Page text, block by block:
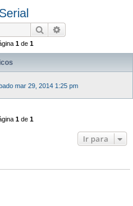
i
Pesquisar
1 de 1
mar 29, 2014 1:25 pm
1 de 1
Ir para